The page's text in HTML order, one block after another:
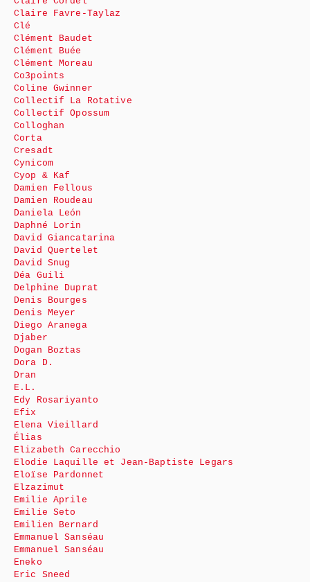
Claire Favre-Taylaz
Clé
Clément Baudet
Clément Buée
Clément Moreau
Co3points
Coline Gwinner
Collectif La Rotative
Collectif Opossum
Colloghan
Corta
Cresadt
Cynicom
Cyop & Kaf
Damien Fellous
Damien Roudeau
Daniela León
Daphné Lorin
David Giancatarina
David Quertelet
David Snug
Déa Guili
Delphine Duprat
Denis Bourges
Denis Meyer
Diego Aranega
Djaber
Dogan Boztas
Dora D.
Dran
E.L.
Edy Rosariyanto
Efix
Elena Vieillard
Élias
Elizabeth Carecchio
Elodie Laquille et Jean-Baptiste Legars
Eloïse Pardonnet
Elzazimut
Emilie Aprile
Emilie Seto
Emilien Bernard
Emmanuel Sanséau
Emmanuel Sanséau
Eneko
Eric Sneed